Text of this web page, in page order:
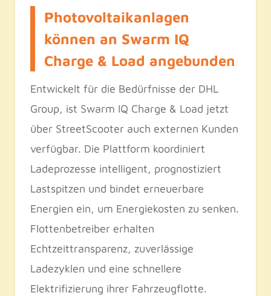
Photovoltaikanlagen
können an Swarm IQ
Charge & Load angebunden
Entwickelt für die Bedürfnisse der DHL
Group, ist Swarm IQ Charge & Load jetzt
über StreetScooter auch externen Kunden
verfügbar. Die Plattform koordiniert
Ladeprozesse intelligent, prognostiziert
Lastspitzen und bindet erneuerbare
Energien ein, um Energiekosten zu senken.
Flottenbetreiber erhalten
Echtzeittransparenz, zuverlässige
Ladezyklen und eine schnellere
Elektrifizierung ihrer Fahrzeugflotte.